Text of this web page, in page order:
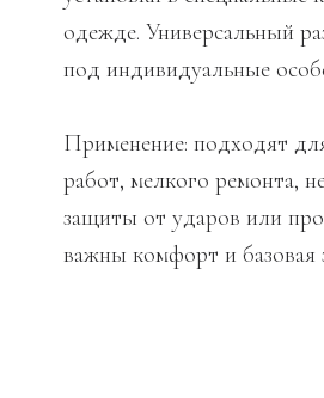
одежде. Универсальный
под индивидуальные
Применение: подходят
работ, мелкого ремонта,
защиты от ударов или
важны комфорт и базовая